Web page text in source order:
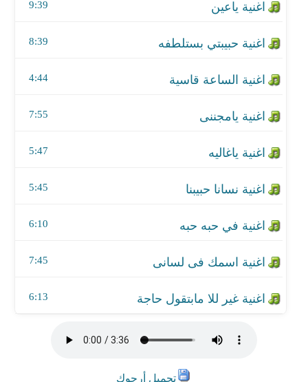
9:39
8:39
4:44
7:55
5:47
اغنية نسانا حبيبنا
5:45
اغنية في حبه حبه
6:10
اغنية اسمك فى لسانى
7:45
6:13
تحميل أرجوك